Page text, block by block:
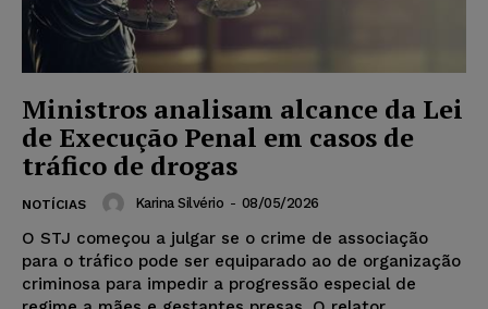
Ministros analisam alcance da Lei
de Execução Penal em casos de
tráfico de drogas
NOTÍCIAS Karina Silvério - 08/05/2026
O STJ começou a julgar se o crime de associação
para o tráfico pode ser equiparado ao de organização
criminosa para impedir a progressão especial de